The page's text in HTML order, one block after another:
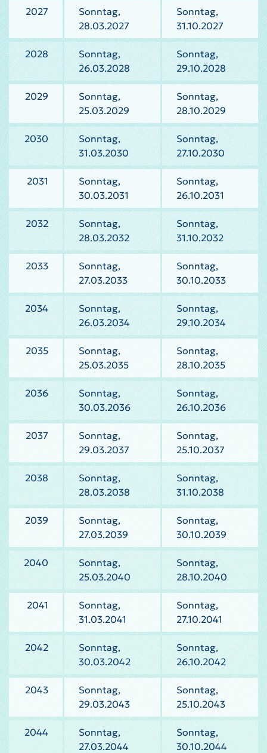
2027
Sonntag,
28.03.2027
Sonntag,
31.10.2027
2028
Sonntag,
26.03.2028
Sonntag,
29.10.2028
2029
Sonntag,
25.03.2029
Sonntag,
28.10.2029
2030
Sonntag,
31.03.2030
Sonntag,
27.10.2030
2031
Sonntag,
30.03.2031
Sonntag,
26.10.2031
2032
Sonntag,
28.03.2032
Sonntag,
31.10.2032
2033
Sonntag,
27.03.2033
Sonntag,
30.10.2033
2034
Sonntag,
26.03.2034
Sonntag,
29.10.2034
2035
Sonntag,
25.03.2035
Sonntag,
28.10.2035
2036
Sonntag,
30.03.2036
Sonntag,
26.10.2036
2037
Sonntag,
29.03.2037
Sonntag,
25.10.2037
2038
Sonntag,
28.03.2038
Sonntag,
31.10.2038
2039
Sonntag,
27.03.2039
Sonntag,
30.10.2039
2040
Sonntag,
25.03.2040
Sonntag,
28.10.2040
2041
Sonntag,
31.03.2041
Sonntag,
27.10.2041
2042
Sonntag,
30.03.2042
Sonntag,
26.10.2042
2043
Sonntag,
29.03.2043
Sonntag,
25.10.2043
2044
Sonntag,
27.03.2044
Sonntag,
30.10.2044